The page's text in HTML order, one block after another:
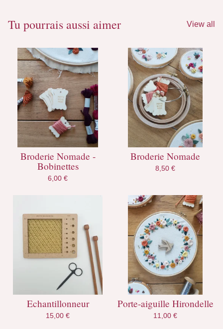
Tu pourrais aussi aimer View all
Broderie Nomade -
Bobinettes
6,00 €
Broderie Nomade
8,50 €
Echantillonneur
15,00 €
Porte-aiguille Hirondelle
11,00 €